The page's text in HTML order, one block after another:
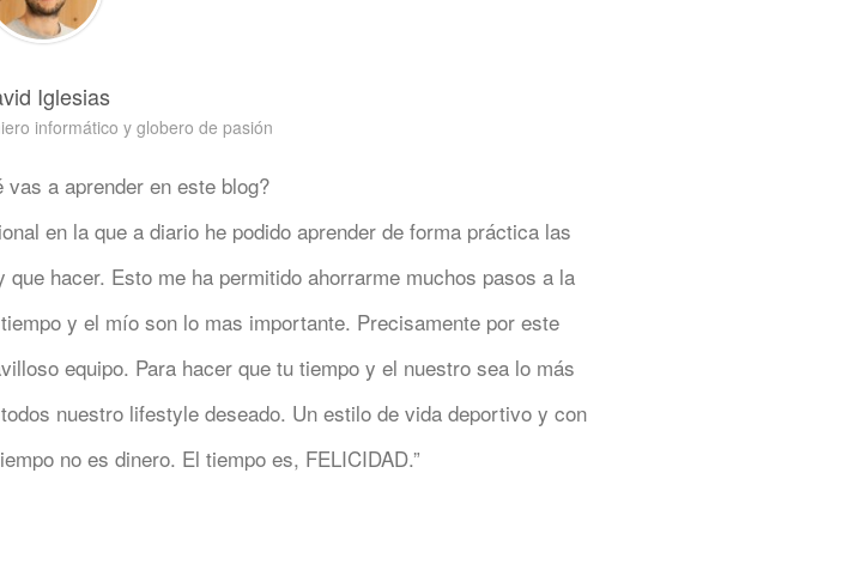
Iglesias
informático y globero de pasión
vas a aprender en este blog?
en la que a diario he podido aprender de forma práctica las
hacer. Esto me ha permitido ahorrarme muchos pasos a la
y el mío son lo mas importante. Precisamente por este
equipo. Para hacer que tu tiempo y el nuestro sea lo más
nuestro lifestyle deseado. Un estilo de vida deportivo y con
no es dinero. El tiempo es, FELICIDAD.”